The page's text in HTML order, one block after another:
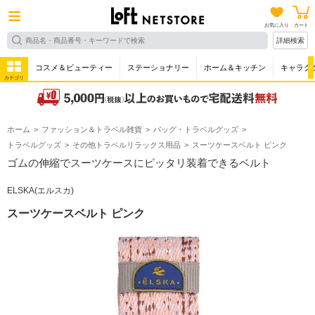
お気に入り カート
詳細検索
カテゴリ
コスメ＆ビューティー ステーショナリー ホーム＆キッチン キャラク
ホーム ファッション＆トラベル雑貨
バッグ・トラベルグッズ
トラベルグッズ
その他トラベルリラックス用品 スーツケースベルト ピンク
ゴムの伸縮でスーツケースにピッタリ装着できるベルト
ELSKA(エルスカ)
スーツケースベルト ピンク